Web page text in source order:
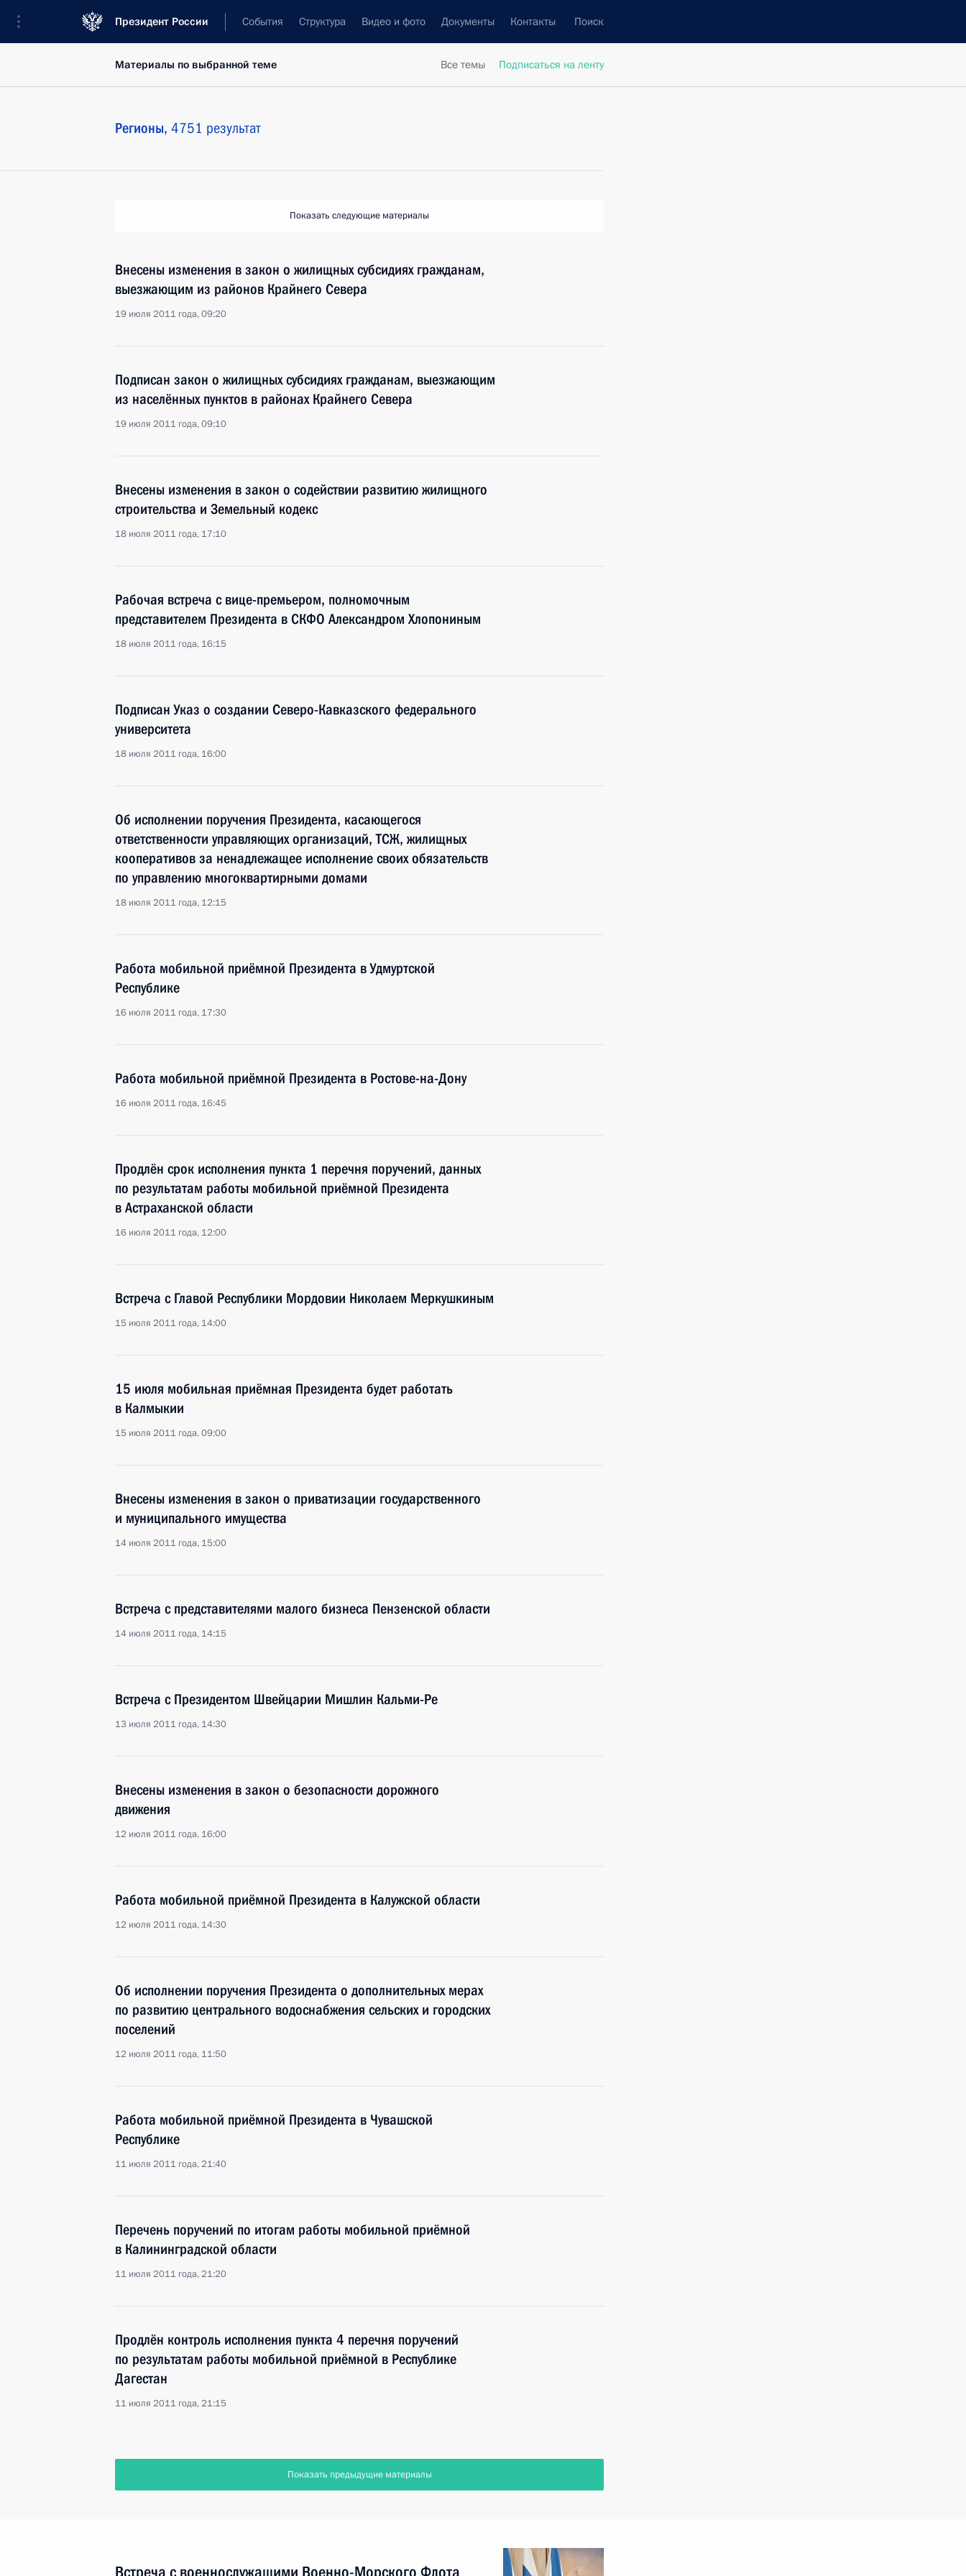
Президент России События Структура Видео и фото Документы Контакты Поиск
Все темы Подписаться на ленту
Материалы по выбранной теме
Регионы, 4751 результат
Показать следующие материалы
Внесены изменения в закон о жилищных субсидиях гражданам,
выезжающим из районов Крайнего Севера
19 июля 2011 года, 09:20
Подписан закон о жилищных субсидиях гражданам, выезжающим
из населённых пунктов в районах Крайнего Севера
19 июля 2011 года, 09:10
Внесены изменения в закон о содействии развитию жилищного
строительства и Земельный кодекс
18 июля 2011 года, 17:10
Рабочая встреча с вице-премьером, полномочным
представителем Президента в СКФО Александром Хлопониным
18 июля 2011 года, 16:15
Подписан Указ о создании Северо-Кавказского федерального
университета
18 июля 2011 года, 16:00
Об исполнении поручения Президента, касающегося
ответственности управляющих организаций, ТСЖ, жилищных
кооперативов за ненадлежащее исполнение своих обязательств
по управлению многоквартирными домами
18 июля 2011 года, 12:15
Работа мобильной приёмной Президента в Удмуртской
Республике
16 июля 2011 года, 17:30
Работа мобильной приёмной Президента в Ростове-на-Дону
16 июля 2011 года, 16:45
Продлён срок исполнения пункта 1 перечня поручений, данных
по результатам работы мобильной приёмной Президента
в Астраханской области
16 июля 2011 года, 12:00
Встреча с Главой Республики Мордовии Николаем Меркушкиным
15 июля 2011 года, 14:00
15 июля мобильная приёмная Президента будет работать
в Калмыкии
15 июля 2011 года, 09:00
Внесены изменения в закон о приватизации государственного
и муниципального имущества
14 июля 2011 года, 15:00
Встреча с представителями малого бизнеса Пензенской области
14 июля 2011 года, 14:15
Встреча с Президентом Швейцарии Мишлин Кальми-Ре
13 июля 2011 года, 14:30
Внесены изменения в закон о безопасности дорожного
движения
12 июля 2011 года, 16:00
Работа мобильной приёмной Президента в Калужской области
12 июля 2011 года, 14:30
Об исполнении поручения Президента о дополнительных мерах
по развитию центрального водоснабжения сельских и городских
поселений
12 июля 2011 года, 11:50
Работа мобильной приёмной Президента в Чувашской
Республике
11 июля 2011 года, 21:40
Перечень поручений по итогам работы мобильной приёмной
в Калининградской области
11 июля 2011 года, 21:20
Продлён контроль исполнения пункта 4 перечня поручений
по результатам работы мобильной приёмной в Республике
Дагестан
11 июля 2011 года, 21:15
Показать предыдущие материалы
Встреча с военнослужащими Военно-Морского Флота